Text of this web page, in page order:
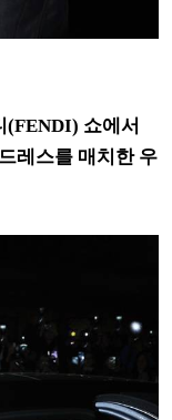
(FENDI) 쇼에서
레스를 매치한 우